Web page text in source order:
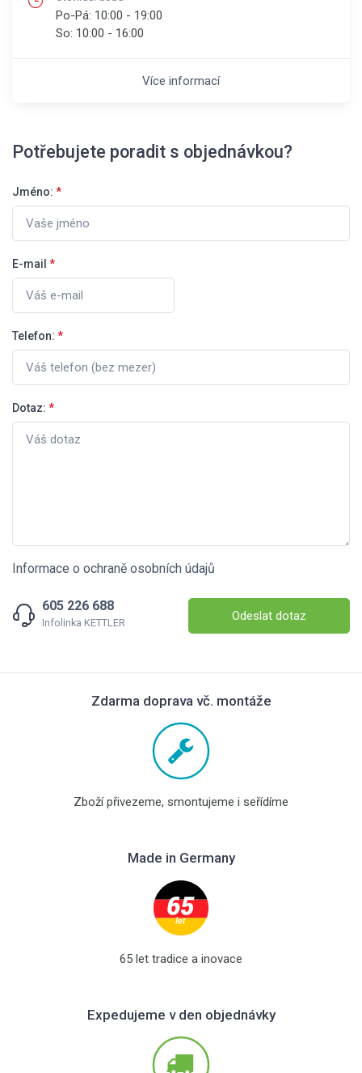
Po-Pá: 10:00 - 19:00
So: 10:00 - 16:00
Více informací
Potřebujete poradit s objednávkou?
Jméno: *
E-mail *
Telefon: *
Dotaz: *
Informace o ochraně osobních údajů
605 226 688
Infolinka KETTLER Odeslat dotaz
Zdarma doprava vč. montáže
Zboží přivezeme, smontujeme i seřídíme
Made in Germany
65 let tradice a inovace
Expedujeme v den objednávky